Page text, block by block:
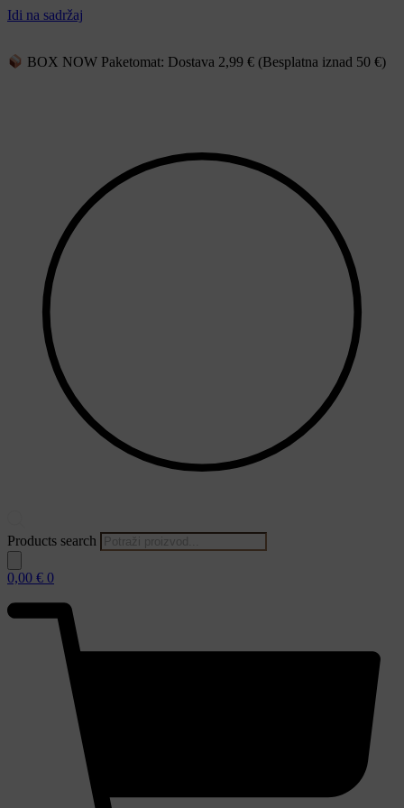
Idi na sadržaj
BOX NOW Paketomat: Dostava 2,99 € (Besplatna iznad 50 €)
Products search
0,00 € 0